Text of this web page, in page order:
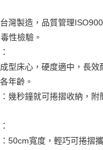
收到商品之後才付款」的支付
員、不需綁卡、不需儲值。
碼，簡訊認證，即可結帳。
／服務後，再付款。
結帳流程】
AFTEE先享後付」後，將跳轉
灣製造，品質管理
性檢驗。
型床心，硬度適中，長效
年齡。
幾秒鐘就可捲摺收納，附
50cm寬度，輕巧可捲摺攜